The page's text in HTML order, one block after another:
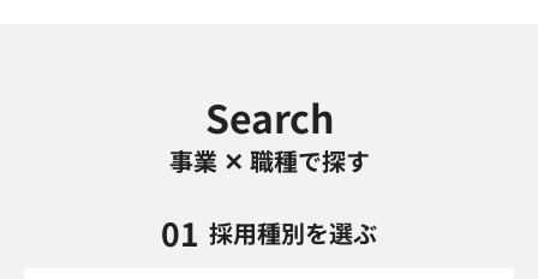
Search
事業 ✕ 職種で探す
01 採用種別を選ぶ